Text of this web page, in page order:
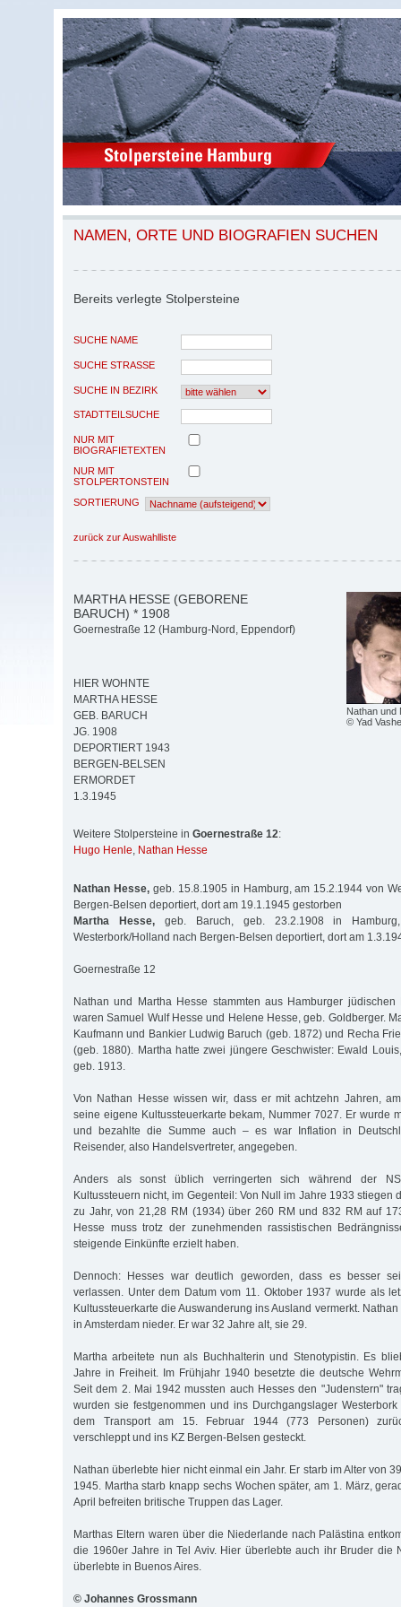
NAMEN, ORTE UND BIOGRAFIEN SUCHEN
Bereits verlegte Stolpersteine
SUCHE NAME
SUCHE STRASSE
SUCHE IN BEZIRK
STADTTEILSUCHE
NUR MIT
BIOGRAFIETEXTEN
NUR MIT
STOLPERTONSTEIN
SORTIERUNG
zurück zur Auswahlliste
Nathan und
© Yad
MARTHA HESSE (GEBORENE
BARUCH) * 1908
Goernestraße 12 (Hamburg-Nord, Eppendorf)
HIER WOHNTE
MARTHA HESSE
GEB. BARUCH
JG. 1908
DEPORTIERT 1943
BERGEN-BELSEN
ERMORDET
1.3.1945
Weitere Stolpersteine in Goernestraße 12:
Hugo Henle, Nathan Hesse
Nathan Hesse,geb. 15.8.1905 in Hamburg, am 15.2.1944 von
Bergen-Belsen deportiert, dort am 19.1.1945 gestorben
Martha Hesse,geb. Baruch, geb. 23.2.1908 in
Westerbork/Holland nach Bergen-Belsen deportiert, dort am
Goernestraße 12
Nathan und Martha Hesse stammten aus Hamburger jüdischen
waren Samuel Wulf Hesse und Helene Hesse, geb. Goldberger.
Kaufmann und Bankier Ludwig Baruch (geb. 1872) und Recha
(geb. 1880). Martha hatte zwei jüngere Geschwister: Ewald
geb. 1913.
Von Nathan Hesse wissen wir, dass er mit achtzehn Jahren,
seine eigene Kultussteuerkarte bekam, Nummer 7027. Er wurde
und bezahlte die Summe auch – es war Inflation in
Reisender, also Handelsvertreter, angegeben.
Anders als sonst üblich verringerten sich während der
Kultussteuern nicht, im Gegenteil: Von Null im Jahre 1933 stiegen
zu Jahr, von 21,28 RM (1934) über 260 RM und 832 RM auf
Hesse muss trotz der zunehmenden rassistischen
steigende Einkünfte erzielt haben.
Dennoch: Hesses war deutlich geworden, dass es besser
verlassen. Unter dem Datum vom 11. Oktober 1937 wurde als
Kultussteuerkarte die Auswanderung ins Ausland vermerkt.
in Amsterdam nieder. Er war 32 Jahre alt, sie 29.
Martha arbeitete nun als Buchhalterin und Stenotypistin. Es
Jahre in Freiheit. Im Frühjahr 1940 besetzte die deutsche
Seit dem 2. Mai 1942 mussten auch Hesses den "Judenstern"
wurden sie festgenommen und ins Durchgangslager
dem Transport am 15. Februar 1944 (773 Personen)
verschleppt und ins KZ Ber­gen-Belsen gesteckt.
Nathan überlebte hier nicht einmal ein Jahr. Er starb im Alter von
1945. Martha starb knapp sechs Wochen später, am 1. März,
April befreiten britische Truppen das Lager.
Marthas Eltern waren über die Niederlande nach Palästina
die 1960er Jahre in Tel Aviv. Hier überlebte auch ihr Bruder die
überlebte in Buenos Aires.
© Johannes Grossmann